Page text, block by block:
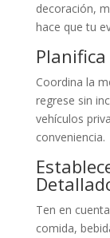
decoración,
hace que tu
Coordina la
regrese sin
vehículos
conveniencia.
Ten en
comida,